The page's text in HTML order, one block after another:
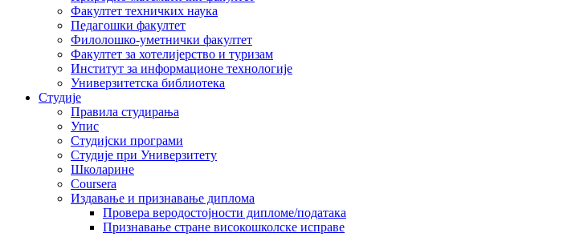
Факултет техничких наука
Педагошки факултет
Филолошко-уметнички факултет
Факултет за хотелијерство и туризам
Институт за информационе технологије
Универзитетска библиотека
Студије
Правила студирања
Упис
Студијски програми
Студије при Универзитету
Школарине
Coursera
Издавање и признавање диплома
Провера веродостојности дипломе/података
Признавање стране високошколске исправе